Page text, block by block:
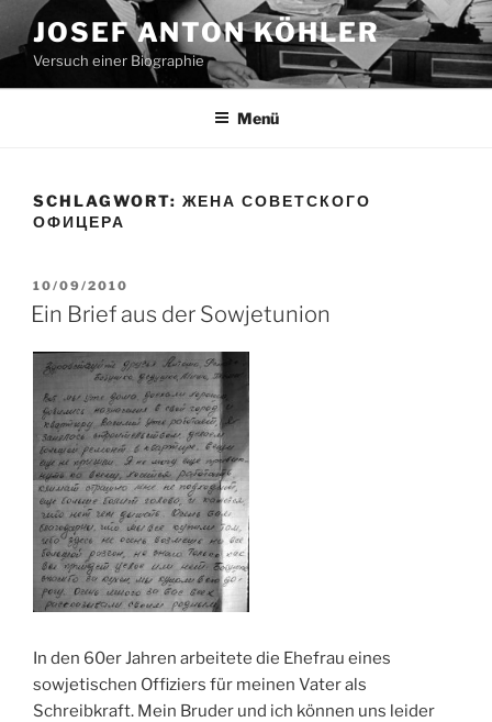
Inhalt
springen
JOSEF ANTON KÖHLER
Versuch einer Biographie
Menü
SCHLAGWORT: ЖЕНА СОВЕТСКОГО
ОФИЦЕРА
VERÖFFENTLICHT
AM
10/09/2010
Ein Brief aus der Sowjetunion
In den 60er Jahren arbeitete die Ehefrau eines
sowjetischen Offiziers für meinen Vater als
Schreibkraft. Mein Bruder und ich können uns leider